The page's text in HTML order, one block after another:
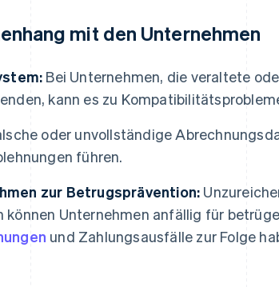
mit den Unternehmen
Bei Unternehmen, die veraltete
kann es zu
oder unvollständige
führen.
zur Betrugsprävention:
können Unternehmen anfällig für
und Zahlungsausfälle zur Folge